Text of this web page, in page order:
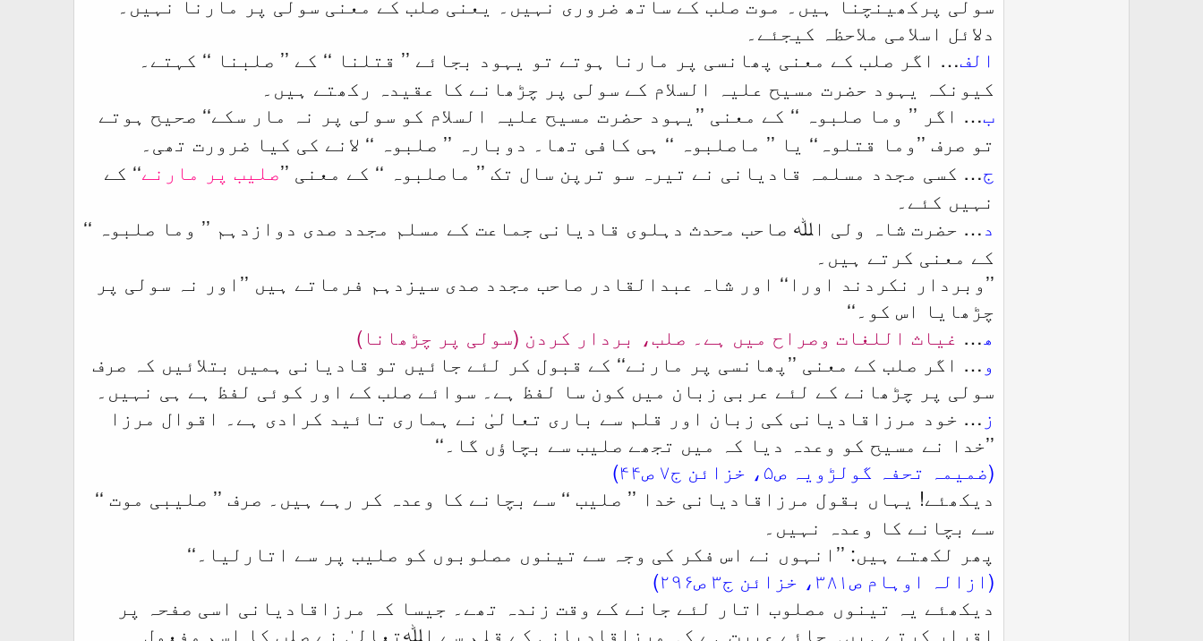
دلائل اسلامی ملاحظہ کیجئے۔
الف… اگر صلب کے معنی پھانسی پر مارنا ہوتے تو یہود بجائے ’’ قتلنا ‘‘ کے ’’ صلبنا ‘‘ کہتے۔
کیونکہ یہود حضرت مسیح علیہ السلام کے سولی پر چڑھانے کا عقیدہ رکھتے ہیں۔
ب… اگر ’’ وما صلبوہ
‘‘ کے معنی ’’یہود حضرت مسیح علیہ السلام کو سولی پر نہ مار سکے‘‘ صحیح ہوتے
تو صرف ’’وما قتلوہ‘‘ یا ’’ ماصلبوہ ‘‘ ہی کافی تھا۔ دوبارہ ’’ صلبوہ
‘‘ لانے کی کیا ضرورت تھی۔
ج… کسی مجدد مسلمہ قادیانی نے تیرہ سو ترپن سال تک ’’ ماصلبوہ ‘‘ کے معنی ’’صلیب پر مارنے‘‘ کے
نہیں کئے۔
د… حضرت شاہ ولی اﷲ صاحب محدث دہلوی قادیانی جماعت کے مسلم مجدد صدی دوازدہم ’’ وما صلبوہ
‘‘
کے معنی کرتے ہیں۔
’’وبردار نکردند اورا‘‘ اور شاہ عبدالقادر صاحب مجدد صدی سیزدہم فرماتے ہیں ’’اور نہ سولی پر
چڑھایا اس کو۔ ‘‘
ھ… غیاث اللغات وصراح میں ہے۔ صلب، بردار کردن (سولی پر چڑھانا)
و… اگر صلب کے معنی ’’پھانسی پر مارنے‘‘ کے قبول کر لئے جائیں تو قادیانی ہمیں بتلائیں کہ صرف
سولی پر چڑھانے کے لئے عربی زبان میں کون سا لفظ ہے۔ سوائے صلب کے اور کوئی لفظ ہے ہی نہیں۔
ز … خود مرزاقادیانی کی زبان اور قلم سے باری تعالیٰ نے ہماری تائید کرادی ہے۔ اقوال مرزا
’’خدا نے مسیح کو وعدہ دیا کہ میں تجھے صلیب سے بچاؤں گا۔‘‘
(ضمیمہ تحفہ گولڑویہ ص۵، خزائن ج۷ ص۴۴)
دیکھئے! یہاں بقول مرزاقادیانی خدا ’’ صلیب ‘‘ سے بچانے کا وعدہ کر رہے ہیں۔ صرف ’’ صلیبی موت ‘‘
سے بچانے کا وعدہ نہیں۔
پھر لکھتے ہیں: ’’انہوں نے اس فکر کی وجہ سے تینوں مصلوبوں کو صلیب پر سے اتارلیا۔‘‘
(ازالہ اوہام ص۳۸۱، خزائن ج۳ ص۲۹۶)
دیکھئے یہ تینوں مصلوب اتار لئے جانے کے وقت زندہ تھے۔ جیسا کہ مرزاقادیانی اسی صفحہ پر
اقرار کرتے ہیں۔ جائے عبرت ہے کہ مرزاقادیانی کے قلم سے اﷲتعالیٰ نے صلب کا اسم مفعول